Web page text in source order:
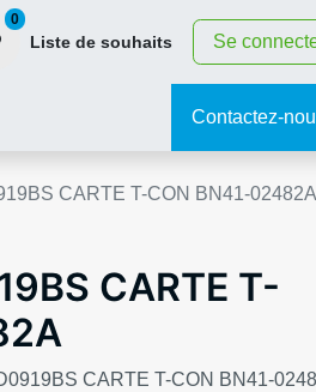
0
Liste de souhaits Se
Contactez-
CARTE T-CON BN41-02482A
CARTE T-
CARTE T-CON BN41-